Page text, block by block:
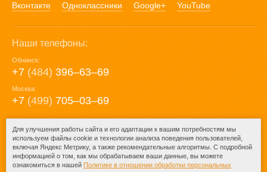
Вконтакте Одноклассники Google+ YouTube
Наши телефоны:
Обнинск:
+7 (484) 396‒63‒69
Москва:
+7 (499) 705‒03‒69
E-mail:
mail@posuda40.ru
Для улучшения работы сайта и его адаптации к вашим потребностям мы
используем файлы cookie и технологии анализа поведения пользователей,
включая Яндекс Метрику, а также рекомендательные алгоритмы. С подробной
информацией о том, как мы обрабатываем ваши данные, вы можете
ознакомиться в нашей Политике в отношении обработки персональных